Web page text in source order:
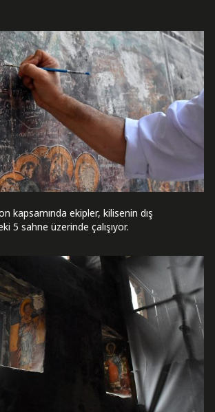
kapsamında ekipler, kilisenin dış
5 sahne üzerinde çalışıyor.